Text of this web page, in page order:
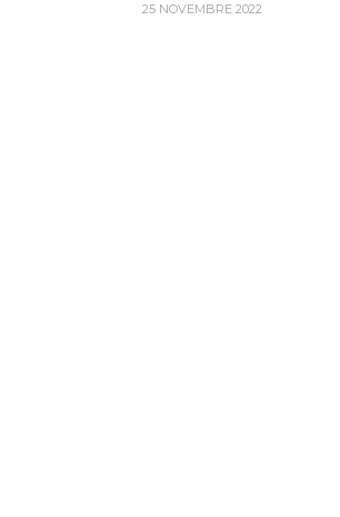
25 NOVEMBRE 2022